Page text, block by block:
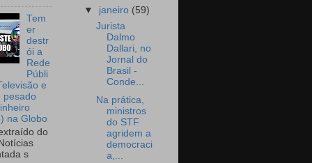
Tem
er
destr
ói a
Rede
Públi
e
pesado
na Globo
do
s
▼ janeiro (59)
Jurista
Dalmo
Dallari, no
Jornal do
Brasil -
Conde...
Na prática,
ministros
do STF
agridem a
democraci
a,...